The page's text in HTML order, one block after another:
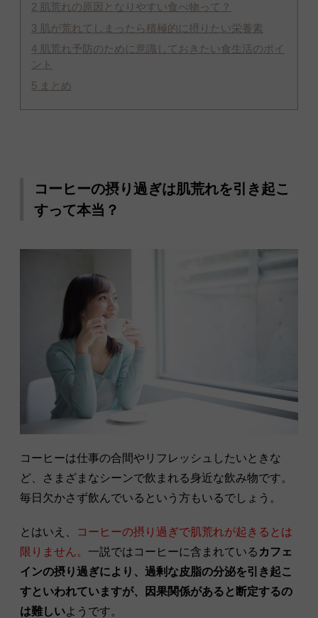
2 肌荒れの原因となりやすい食べ物って？
3 肌が荒れてしまったら積極的に摂りたい栄養素
4 肌荒れ予防のために意識しておきたい食生活のポイ
ント
5 まとめ
コーヒーの摂り過ぎは肌荒れを引き起こ
すって本当？
コーヒーは仕事の合間やリフレッシュしたいときな
ど、さまざまなシーンで飲まれる身近な飲み物です。
毎日欠かさず飲んでいるという方もいるでしょう。
とはいえ、
コーヒーの摂り過ぎで肌荒れが起きるとは
限りません。 一説ではコーヒーに含まれている カフェ
インの摂り過ぎにより、過剰な皮脂の分泌を引き起こ
すといわれていますが、因果関係があると断定するの
は難しいようです。